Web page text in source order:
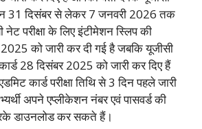
31 दिसंबर से लेकर 7 जनवरी 2026 तक
नेट परीक्षा के लिए इंटीमेशन स्लिप की
को जारी कर दी गई है जबकि यूजीसी
28 दिसंबर 2025 को जारी कर दिए हैं
कार्ड परीक्षा तिथि से 3 दिन पहले जारी
अपने एप्लीकेशन नंबर एवं पासवर्ड की
डाउनलोड कर सकते हैं।